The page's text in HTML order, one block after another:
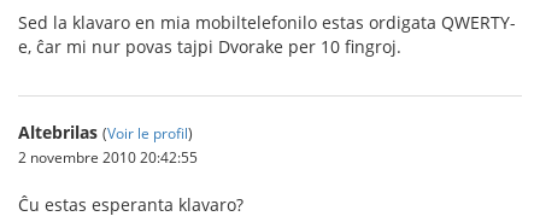
Sed la klavaro en mia mobiltelefonilo estas ordigata QWERTY-
e, ĉar mi nur povas tajpi Dvorake per 10 fingroj.
Altebrilas (Voir le profil)
2 novembre 2010 20:42:55
Ĉu estas esperanta klavaro?